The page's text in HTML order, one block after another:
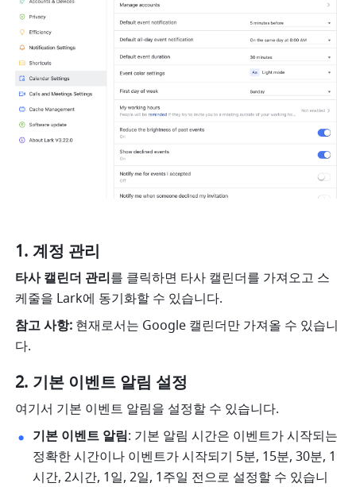
계정 관리
타사 캘린더 관리를 클릭하면 타사 캘린더를 가져오고 스
케줄을 Lark에 동기화할 수 있습니다.
참고 사항: 현재로서는 Google 캘린더만 가져올 수 있습니
다.
기본 이벤트 알림 설정
여기서 기본 이벤트 알림을 설정할 수 있습니다.
기본 이벤트 알림: 기본 알림 시간은 이벤트가 시작되는
정확한 시간이나 이벤트가 시작되기 5분, 15분, 30분, 1
시간, 2시간, 1일, 2일, 1주일 전으로 설정할 수 있습니